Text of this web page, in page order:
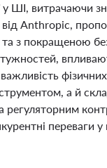
у ШІ, витрачаючи
Anthropic,
та з покращеною
а й
регуляторним
переваги